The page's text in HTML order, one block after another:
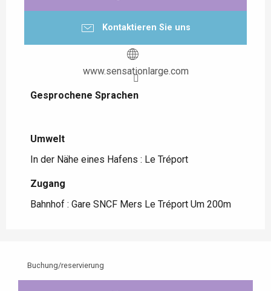
Kontaktieren Sie uns
www.sensationlarge.com
Gesprochene Sprachen
Gesprochene Sprachen
Umwelt
Umwelt
In der Nähe eines Hafens : Le Tréport
Zugang
Zugang
Bahnhof : Gare SNCF Mers Le Tréport Um 200m
Buchung/reservierung